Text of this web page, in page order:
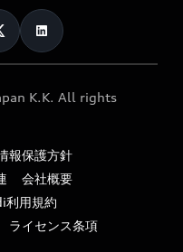
K.K. All rights
報保護方針
会社概要
利用規約
ライセンス条項